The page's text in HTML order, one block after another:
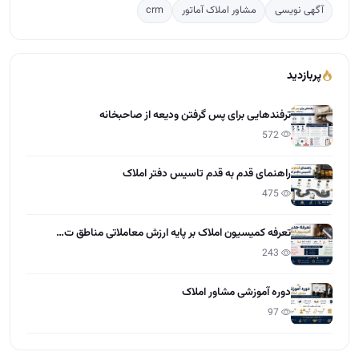
آگهی نویسی
مشاور املاک آماتور crm
پربازدید
ترفندهایی برای پس گرفتن ودیعه از صاحبخانه
راهنمای قدم به قدم تاسیس دفتر املاک
تعرفه کمیسیون املاک بر پایه ارزش معاملاتی مناطق ت…
دوره آموزشی مشاور املاک